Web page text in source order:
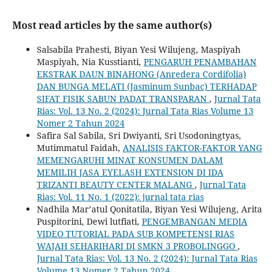
Most read articles by the same author(s)
Salsabila Prahesti, Biyan Yesi Wilujeng, Maspiyah
Maspiyah, Nia Kusstianti, PENGARUH PENAMBAHAN
EKSTRAK DAUN BINAHONG (Anredera Cordifolia)
DAN BUNGA MELATI (Jasminum Sunbac) TERHADAP
SIFAT FISIK SABUN PADAT TRANSPARAN , Jurnal Tata
Rias: Vol. 13 No. 2 (2024): Jurnal Tata Rias Volume 13
Nomer 2 Tahun 2024
Safira Sal Sabila, Sri Dwiyanti, Sri Usodoningtyas,
Mutimmatul Faidah, ANALISIS FAKTOR-FAKTOR YANG
MEMENGARUHI MINAT KONSUMEN DALAM
MEMILIH JASA EYELASH EXTENSION DI IDA
TRIZANTI BEAUTY CENTER MALANG , Jurnal Tata
Rias: Vol. 11 No. 1 (2022): jurnal tata rias
Nadhila Mar’atul Qonitatila, Biyan Yesi Wilujeng, Arita
Puspitorini, Dewi lutfiati, PENGEMBANGAN MEDIA
VIDEO TUTORIAL PADA SUB KOMPETENSI RIAS
WAJAH SEHARIHARI DI SMKN 3 PROBOLINGGO ,
Jurnal Tata Rias: Vol. 13 No. 2 (2024): Jurnal Tata Rias